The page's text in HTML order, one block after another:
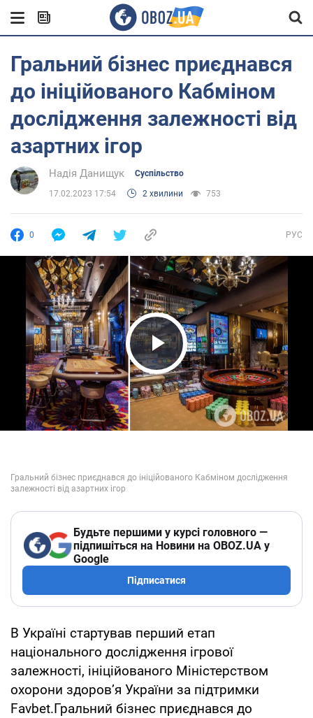
Гральний бізнес приєднався
до ініційованого Кабміном
дослідження залежності від
азартних ігор
Надія Данищук Суспільство
17.02.2023 17:54 2 хвилини 753
0 РУС
Play Video
Будьте першими у курсі головного —
підпишіться на Новини на OBOZ.UA у
Google
Підписатися
В Україні стартував перший етап
національного дослідження ігрової
залежності, ініційованого Міністерством
охорони здоров’я України за підтримки
Favbet.Гральний бізнес приєднався до